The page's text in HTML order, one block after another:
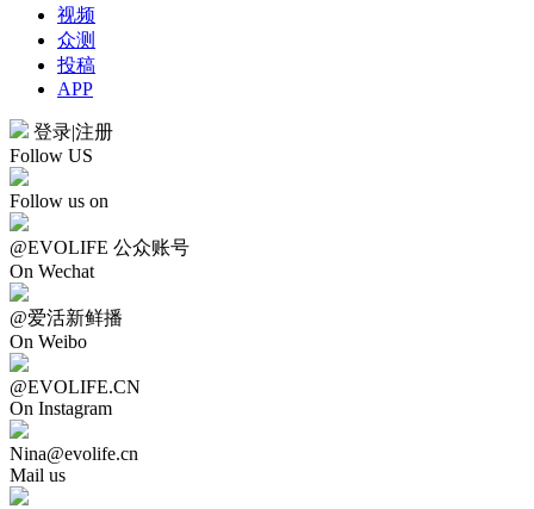
视频
众测
投稿
APP
登录|注册
Follow US
Follow us on
@EVOLIFE 公众账号
On Wechat
@爱活新鲜播
On Weibo
@EVOLIFE.CN
On Instagram
Nina@evolife.cn
Mail us